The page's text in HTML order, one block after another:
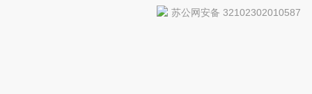
苏公网安备 32102302010587